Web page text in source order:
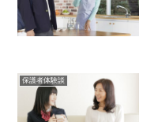
保護者体験談